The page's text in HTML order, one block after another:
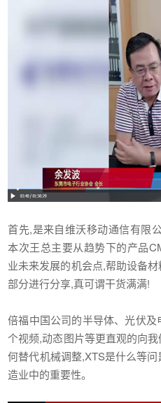
首先,是来自维沃移动通信有限
本次王总主要从趋势下的产品
业未来发展的机会点,帮助设备
部分进行分享,真可谓干货满满!
倍福中国公司的半导体、光伏
个视频,动态图片等更直观的向
何替代机械调整,XTS是什么等
造业中的重要性。